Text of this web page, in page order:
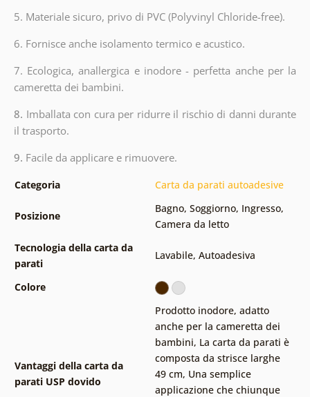
5. Materiale sicuro, privo di PVC (Polyvinyl Chloride-free).
6. Fornisce anche isolamento termico e acustico.
7. Ecologica, anallergica e inodore - perfetta anche per la
cameretta dei bambini.
8. Imballata con cura per ridurre il rischio di danni durante
il trasporto.
9. Facile da applicare e rimuovere.
Categoria Carta da parati autoadesive
Posizione
Bagno, Soggiorno, Ingresso,
Camera da letto
Tecnologia della carta da
parati
Lavabile, Autoadesiva
Colore
Vantaggi della carta da
parati USP dovido
Prodotto inodore, adatto
anche per la cameretta dei
bambini, La carta da parati è
composta da strisce larghe
49 cm, Una semplice
applicazione che chiunque